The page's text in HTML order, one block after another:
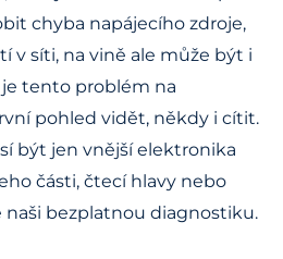
chyba napájecího zdroje,
v síti, na vině ale může být i
tento problém na
pohled vidět, někdy i cítit.
být jen vnější elektronika
části, čtecí hlavy nebo
bezplatnou diagnostiku.